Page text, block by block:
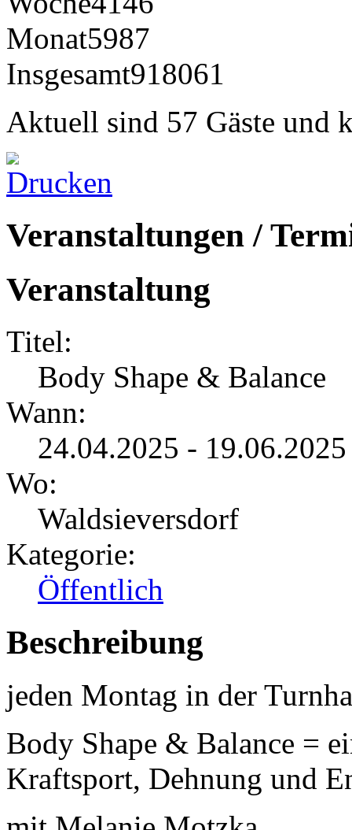
Monat5987
Insgesamt918061
Aktuell sind 57 Gäste und
Veranstaltungen /
Veranstaltung
Titel:
Body Shape & Balance
Wann:
24.04.2025 -
Wo:
Waldsieversdorf
Kategorie:
Öffentlich
Beschreibung
jeden Montag in der
Body Shape & Balance =
Kraftsport, Dehnung und